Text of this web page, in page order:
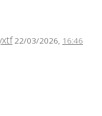
22/03/2026, 16:46